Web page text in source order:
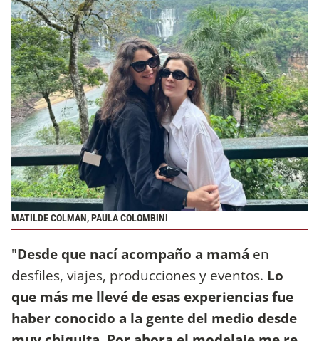
MATILDE COLMAN, PAULA COLOMBINI
"Desde que nací acompaño a mamá en
desfiles, viajes, producciones y eventos. Lo
que más me llevé de esas experiencias fue
haber conocido a la gente del medio desde